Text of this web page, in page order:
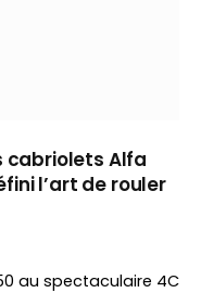
cabriolets Alfa
l’art de rouler
au spectaculaire 4C